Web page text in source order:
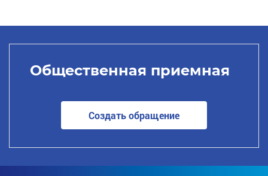
Общественная приемная
Создать обращение